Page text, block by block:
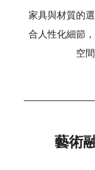
家具與材質的
合人性化細節
空
藝術